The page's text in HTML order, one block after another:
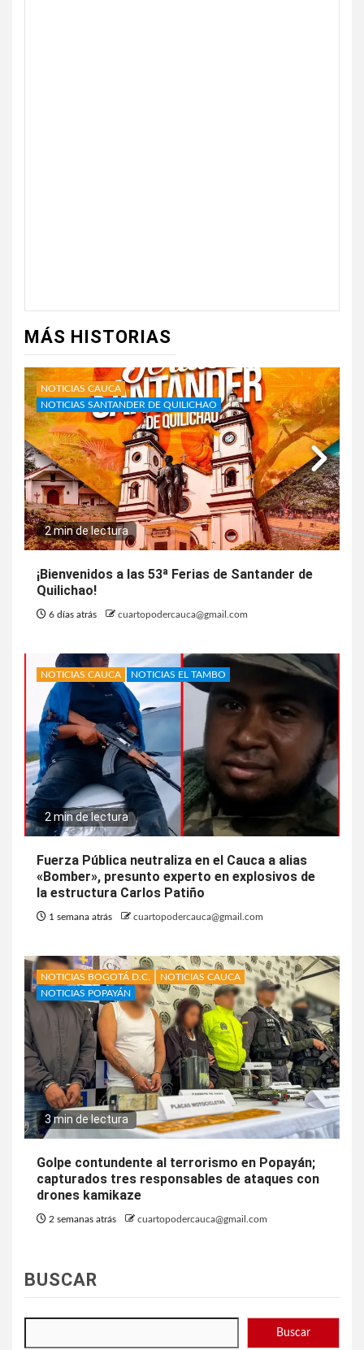
MÁS HISTORIAS
NOTICIAS CAUCA
NOTICIAS SANTANDER DE QUILICHAO
2 min de lectura
¡Bienvenidos a las 53ª Ferias de Santander de
Quilichao!
6 días atrás cuartopodercauca@gmail.com
NOTICIAS CAUCA NOTICIAS EL TAMBO
2 min de lectura
Fuerza Pública neutraliza en el Cauca a alias
«Bomber», presunto experto en explosivos de
la estructura Carlos Patiño
1 semana atrás cuartopodercauca@gmail.com
NOTICIAS BOGOTÁ D.C.
NOTICIAS CAUCA
NOTICIAS POPAYÁN
3 min de lectura
Golpe contundente al terrorismo en Popayán;
capturados tres responsables de ataques con
drones kamikaze
2 semanas atrás cuartopodercauca@gmail.com
BUSCAR
Buscar